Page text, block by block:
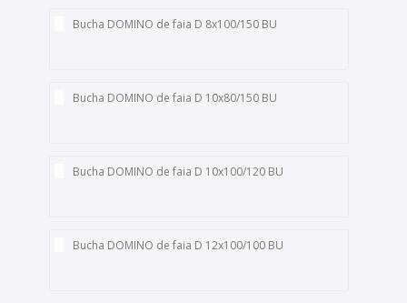
Bucha DOMINO de faia D 8x100/150 BU
Bucha DOMINO de faia D 10x80/150 BU
Bucha DOMINO de faia D 10x100/120 BU
Bucha DOMINO de faia D 12x100/100 BU